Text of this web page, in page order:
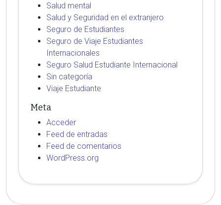
Salud mental
Salud y Seguridad en el extranjero
Seguro de Estudiantes
Seguro de Viaje Estudiantes
Internacionales
Seguro Salud Estudiante Internacional
Sin categoría
Viaje Estudiante
Meta
Acceder
Feed de entradas
Feed de comentarios
WordPress.org